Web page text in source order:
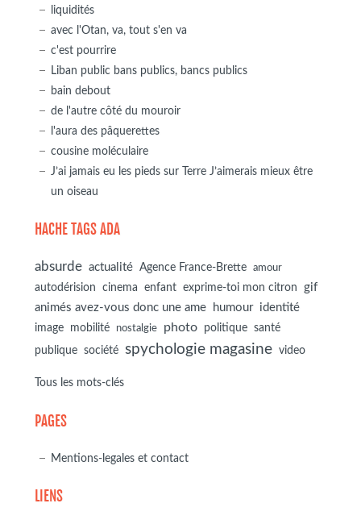
liquidités
avec l'Otan, va, tout s'en va
c'est pourrire
Liban public bans publics, bancs publics
bain debout
de l'autre côté du mouroir
l'aura des pâquerettes
cousine moléculaire
J’ai jamais eu les pieds sur Terre J’aimerais mieux être
un oiseau
HACHE TAGS ADA
absurde actualité Agence France-Brette amour
autodérision cinema enfant exprime-toi mon citron
gif
animés avez-vous donc une ame
humour identité
image mobilité nostalgie photo politique
santé
publique
société spychologie magasine video
Tous les mots-clés
PAGES
Mentions-legales et contact
LIENS